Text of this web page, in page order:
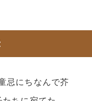
忌にちなんで芥